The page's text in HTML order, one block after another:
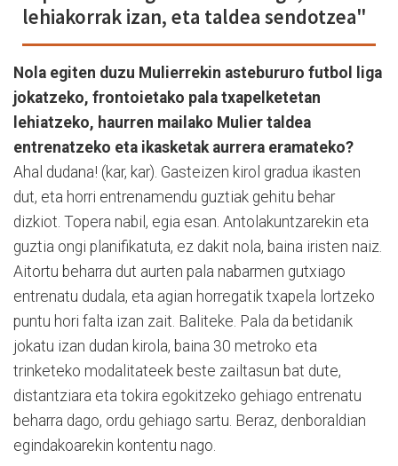
lehiakorrak izan, eta taldea sendotzea"
Nola egiten duzu Mulierrekin astebururo futbol liga
jokatzeko, frontoietako pala txapelketetan
lehiatzeko, haurren mailako Mulier taldea
entrenatzeko eta ikasketak aurrera eramateko?
Ahal dudana! (kar, kar). Gasteizen kirol gradua ikasten
dut, eta horri entrenamendu guztiak gehitu behar
dizkiot. Topera nabil, egia esan. Antolakuntzarekin eta
guztia ongi planifikatuta, ez dakit nola, baina iristen naiz.
Aitortu beharra dut aurten pala nabarmen gutxiago
entrenatu dudala, eta agian horregatik txapela lortzeko
puntu hori falta izan zait. Baliteke. Pala da betidanik
jokatu izan dudan kirola, baina 30 metroko eta
trinketeko modalitateek beste zailtasun bat dute,
distantziara eta tokira egokitzeko gehiago entrenatu
beharra dago, ordu gehiago sartu. Beraz, denboraldian
egindakoarekin kontentu nago.